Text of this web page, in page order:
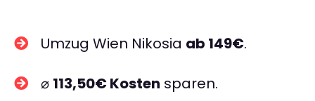
Umzug Wien Nikosia ab 149€.
⌀ 113,50€ Kosten sparen.